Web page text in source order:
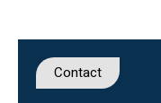
Contact